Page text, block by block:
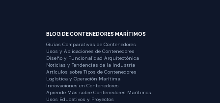
BLOG DE CONTENEDORES MARÍTIMOS
Guías Comparativas de Contenedores
Usos y Aplicaciones de Contenedores
Diseño y Funcionalidad Arquitectónica
Noticias y Tendencias de la Industria
Artículos sobre Tipos de Contenedores
Logística y Operación Marítima
Innovaciones en Contenedores
Aprende Más sobre Contenedores Marítimos
Usos Educativos y Proyectos